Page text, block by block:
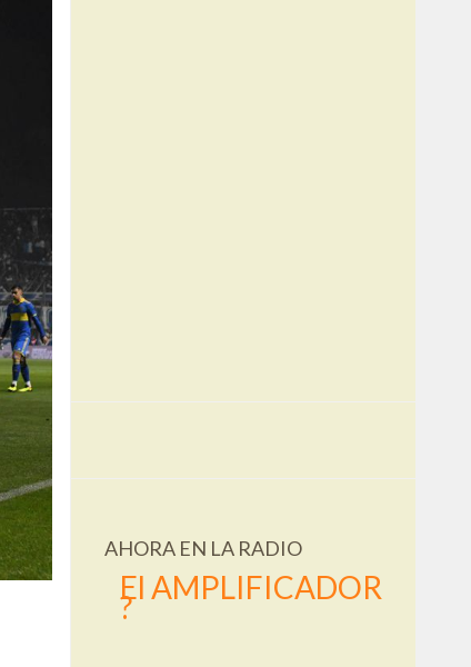
AHORA EN LA RADIO
El AMPLIFICADOR
?